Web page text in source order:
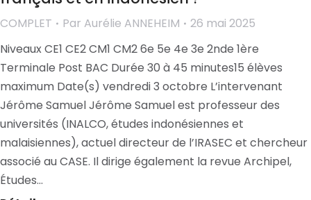
COMPLET Par Aurélie ANNEHEIM
26 mai 2025
Niveaux CE1 CE2 CM1 CM2 6e 5e 4e 3e 2nde 1ère
Terminale Post BAC Durée 30 à 45 minutes15 élèves
maximum Date(s) vendredi 3 octobre L’intervenant
Jérôme Samuel Jérôme Samuel est professeur des
universités (INALCO, études indonésiennes et
malaisiennes), actuel directeur de l’IRASEC et chercheur
associé au CASE. Il dirige également la revue Archipel,
Études…